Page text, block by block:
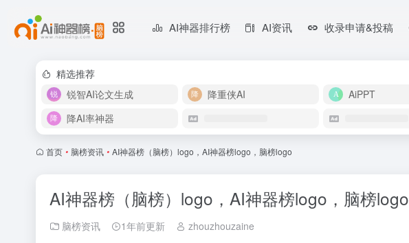
AI神器排行榜 AI资讯 收录申请&投稿
精选推荐
锐智AI论文生成
降重侠AI AiPPT
降AI率神器
首页 • 脑榜资讯 • AI神器榜（脑榜）logo，AI神器榜logo，脑榜logo
AI神器榜（脑榜）logo，AI神器榜logo，脑榜logo
脑榜资讯 1年前更新 zhouzhouzaine